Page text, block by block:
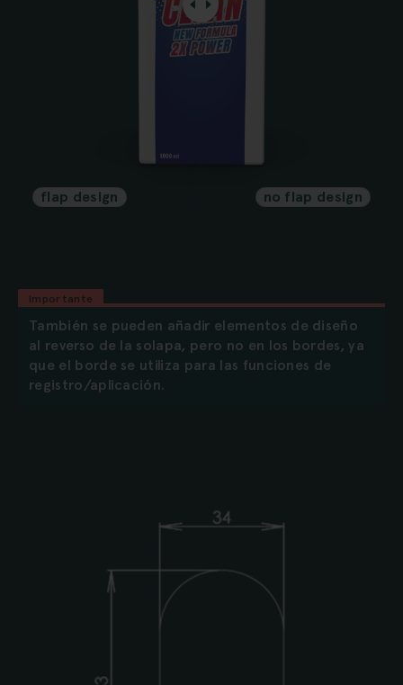
Importante
También se pueden añadir elementos de diseño
al reverso de la solapa, pero no en los bordes, ya
que el borde se utiliza para las funciones de
registro/aplicación.